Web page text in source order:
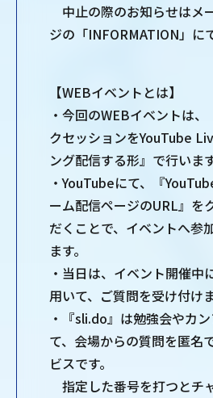
中止の際のお知らせはメ
ジの「INFORMATION」
【WEBイベントとは】
・今回のWEBイベントは
クセッションをYouTube
ング配信する形』で行います
・YouTubeにて、『
ーム配信ページのURL』を
だくことで、イベントへ参
ます。
・当日は、イベント開催中
用いて、ご質問を受け付けま
・『sli.do』は勉強会やカ
て、会場からの質問を匿名
ビスです。
指定した番号を打つとチ